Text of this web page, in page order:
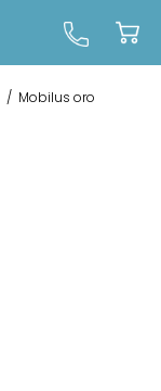
/ Mobilus oro